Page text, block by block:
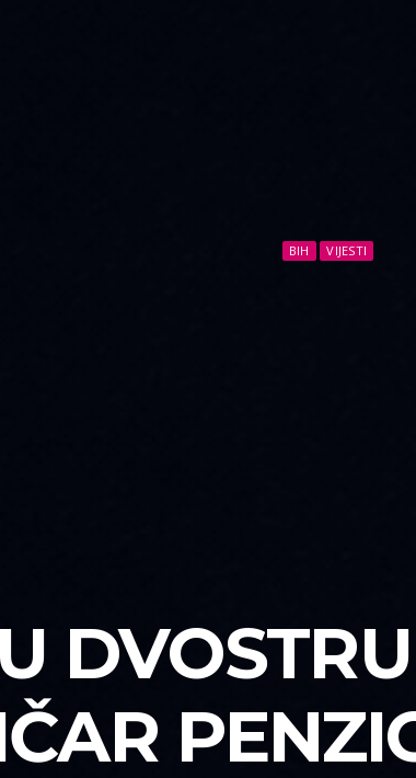
BIH VIJESTI